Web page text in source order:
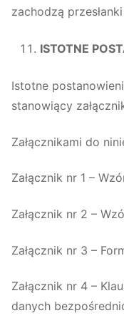
zachodzą
ISTOTNE
Istotne
stanowiący
Załącznikami do
Załącznik nr 1 –
Załącznik nr 2 –
Załącznik nr 3 –
Załącznik nr 4 –
danych